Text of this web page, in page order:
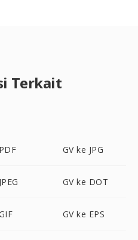
Terkait
GV ke JPG
GV ke DOT
GV ke EPS